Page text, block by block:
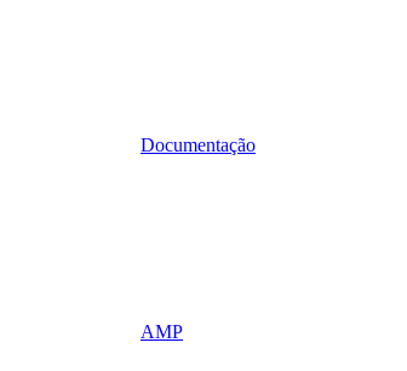
Documentação
AMP